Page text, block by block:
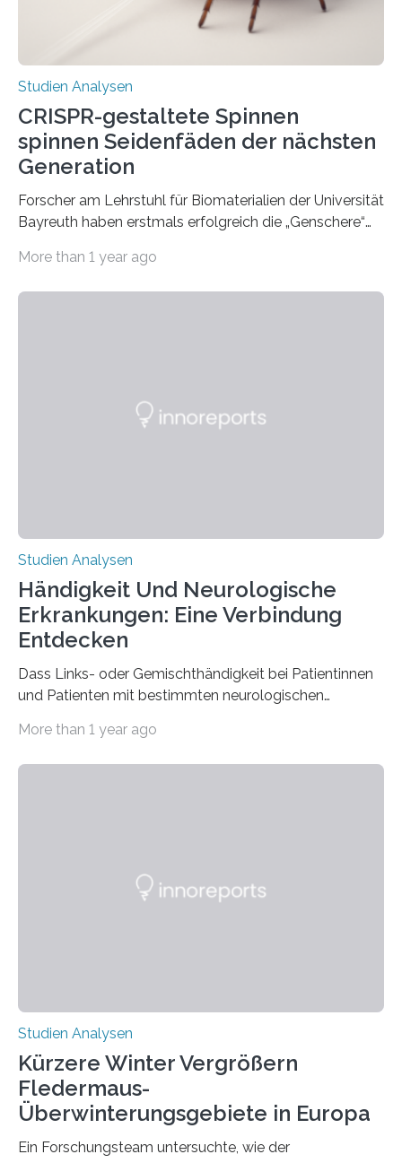
Studien Analysen
CRISPR-gestaltete Spinnen
spinnen Seidenfäden der nächsten
Generation
Forscher am Lehrstuhl für Biomaterialien der Universität
Bayreuth haben erstmals erfolgreich die „Genschere“
produzierten nach der Gen-Editierung rot
biologisch abbaubar. Wenn es gelingt, die Produktion
More than 1 year ago
Studien Analysen
Händigkeit Und Neurologische
Erkrankungen: Eine Verbindung
Entdecken
Dass Links- oder Gemischthändigkeit bei Patientinnen
und Patienten mit bestimmten neurologischen
auffällig häufig vorkommt, ist eine oft berichtete
konnten ihn mal belegen, mal nicht. Eine Meta-Analyse,
More than 1 year ago
Studien Analysen
Kürzere Winter Vergrößern
Fledermaus-
Überwinterungsgebiete in Europa
Ein Forschungsteam untersuchte, wie der